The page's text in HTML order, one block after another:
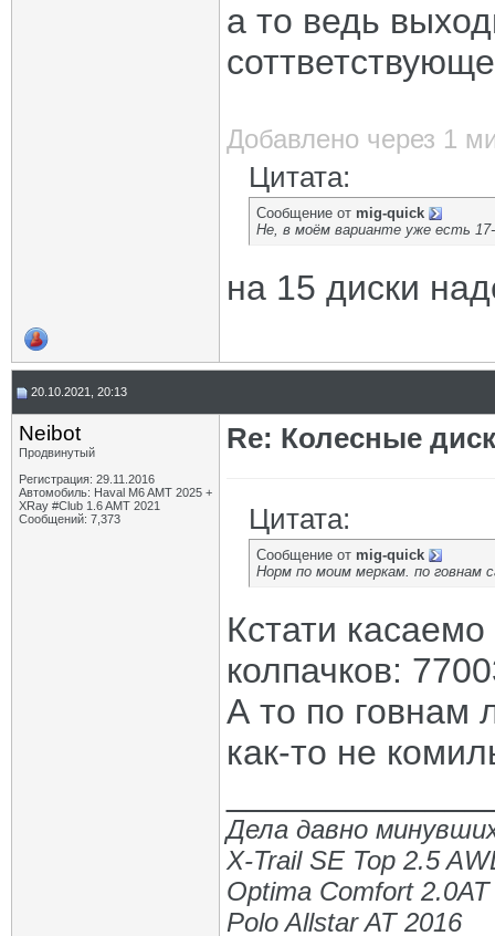
а то ведь
Добавлено через 1
Цитата:
Сообщение от mig-quick
Не, в моём варианте уже есть
на 15 диски
20.10.2021, 20:13
Neibot
Продвинутый
Регистрация: 29.11.2016
Автомобиль: Haval M6 AMT 2025 +
XRay #Club 1.6 AMT 2021
Сообщений: 7,373
Re: Колесные
Цитата:
Сообщение от mig-quick
Норм по моим меркам. по говнам
Кстати
колпачков:
А то по говнам
как-то не
Дела давно
X-Trail SE Top 2.5
Optima Comfort
Polo Allstar AT 2016